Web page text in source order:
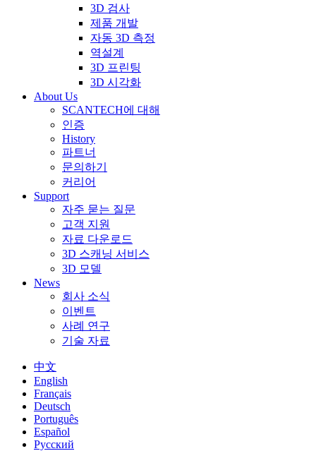
3D 검사
제품 개발
자동 3D 측정
역설계
3D 프린팅
3D 시각화
About Us
SCANTECH에 대해
인증
History
파트너
문의하기
커리어
Support
자주 묻는 질문
고객 지원
자료 다운로드
3D 스캐닝 서비스
3D 모델
News
회사 소식
이벤트
사례 연구
기술 자료
中文
English
Français
Deutsch
Português
Español
Русский